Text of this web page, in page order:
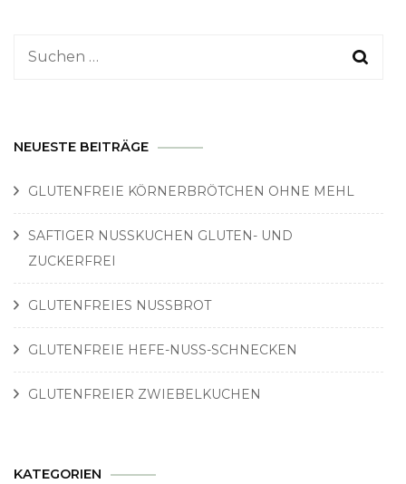
Suchen
NEUESTE BEITRÄGE
GLUTENFREIE KÖRNERBRÖTCHEN OHNE MEHL
SAFTIGER NUSSKUCHEN GLUTEN- UND
ZUCKERFREI
GLUTENFREIES NUSSBROT
GLUTENFREIE HEFE-NUSS-SCHNECKEN
GLUTENFREIER ZWIEBELKUCHEN
KATEGORIEN